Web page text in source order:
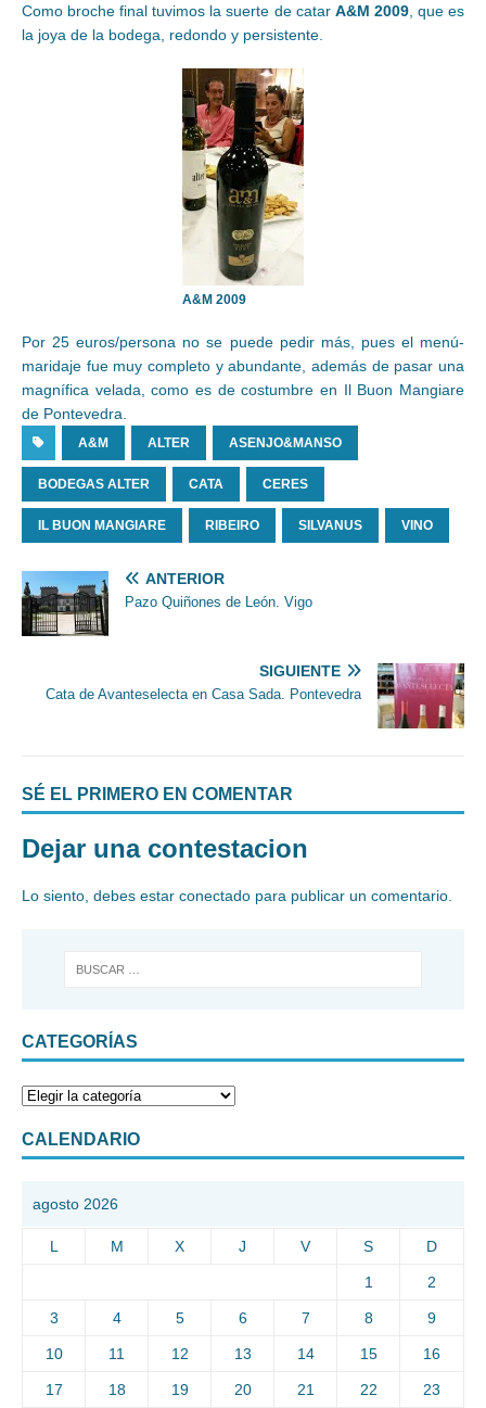
Como broche final tuvimos la suerte de catar A&M 2009, que es
la joya de la bodega, redondo y persistente.
A&M 2009
Por 25 euros/persona no se puede pedir más, pues el menú-
maridaje fue muy completo y abundante, además de pasar una
magnífica velada, como es de costumbre en Il Buon Mangiare
de Pontevedra.
A&M ALTER ASENJO&MANSO
BODEGAS ALTER CATA CERES
IL BUON MANGIARE RIBEIRO SILVANUS VINO
ANTERIOR
Pazo Quiñones de León. Vigo
SIGUIENTE
Cata de Avanteselecta en Casa Sada. Pontevedra
SÉ EL PRIMERO EN COMENTAR
Dejar una contestacion
Lo siento, debes estar conectado para publicar un comentario.
CATEGORÍAS
CALENDARIO
agosto 2026
L M X J V S D
1 2
3 4 5 6 7 8 9
10 11 12 13 14 15 16
17 18 19 20 21 22 23